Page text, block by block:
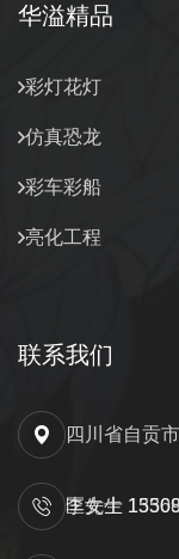
华溢精品
彩灯花灯
仿真恐龙
彩车彩船
亮化工程
联系我们
四川省自贡
匡先生
李女士